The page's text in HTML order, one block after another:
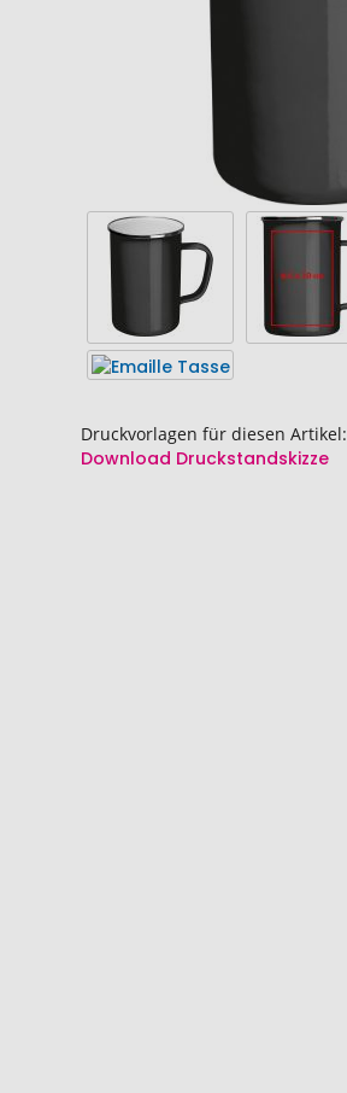
Druckvorlagen für diesen Artikel:
Download Druckstandskizze